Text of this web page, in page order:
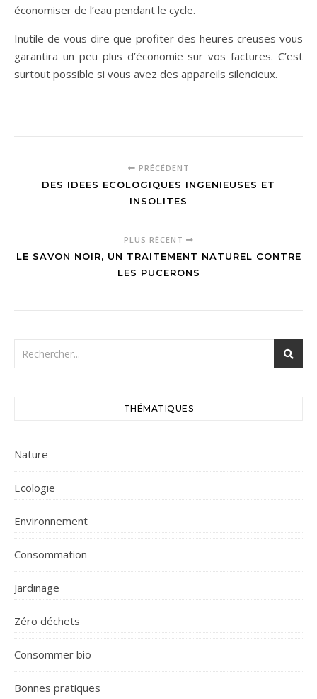
économiser de l’eau pendant le cycle.
Inutile de vous dire que profiter des heures creuses vous
garantira un peu plus d’économie sur vos factures. C’est
surtout possible si vous avez des appareils silencieux.
PRÉCÉDENT
DES IDEES ECOLOGIQUES INGENIEUSES ET
INSOLITES
PLUS RÉCENT
LE SAVON NOIR, UN TRAITEMENT NATUREL CONTRE
LES PUCERONS
THÉMATIQUES
Nature
Ecologie
Environnement
Consommation
Jardinage
Zéro déchets
Consommer bio
Bonnes pratiques